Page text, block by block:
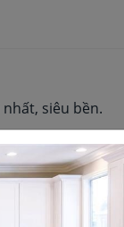
siêu bền.